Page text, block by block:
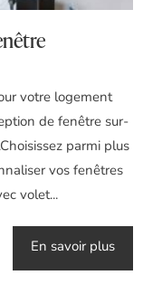
votre logement
de fenêtre sur-
parmi plus
vos fenêtres
volet...
En savoir plus